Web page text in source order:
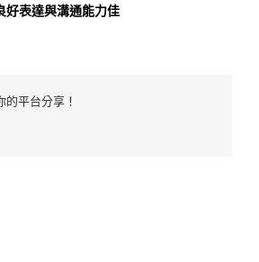
好表達與溝通能力佳
的平台分享！